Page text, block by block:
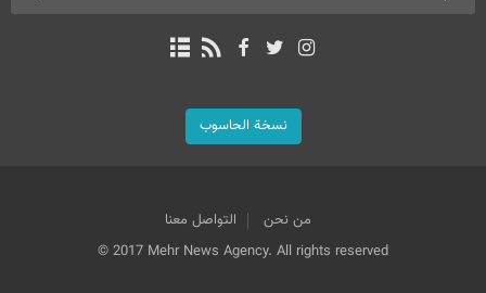
نسخة الحاسوب
من نحن
التواصل معنا
© 2017 Mehr News Agency. All rights reserved